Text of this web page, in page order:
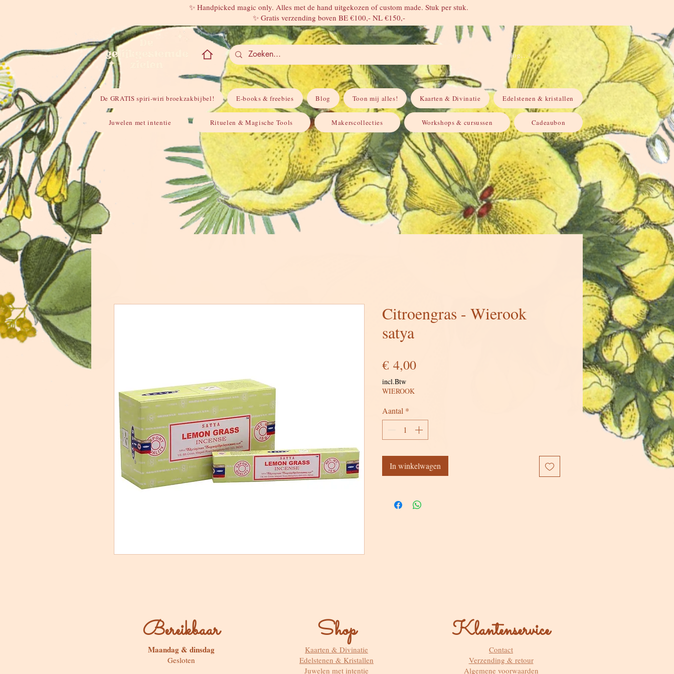
✨ Handpicked magic only. Alles met de hand uitgekozen of custom made. Stuk per stuk.
✨ Gratis verzending boven BE €100,- NL €150,-
Inloggen
De GRATIS spiri-wiri broekzakbijbel! E-books & freebies Blog Toon mij alles! Kaarten & Divinatie Edelstenen & kristallen
Juwelen met intentie Rituelen & Magische Tools Makerscollecties Workshops & cursussen Cadeaubon
Citroengras - Wierook
satya
€ 4,00Prijs
incl.Btw
WIEROOK
Aantal *
In winkelwagen
Bereikbaar
Maandag & dinsdag
Gesloten
Shop
Kaarten & Divinatie
Edelstenen & Kristallen
Juwelen met intentie
Klantenservice
Contact
Verzending & retour
Algemene voorwaarden